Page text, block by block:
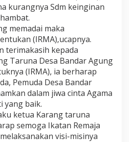
kurangnya Sdm keinginan
memadai maka
(IRMA),ucapnya.
terimakasih kepada
Taruna Desa Bandar Agung
(IRMA), ia berharap
Pemuda Desa Bandar
dalam jiwa cinta Agama
yang baik.
ketua Karang taruna
semoga Ikatan Remaja
visi-misinya